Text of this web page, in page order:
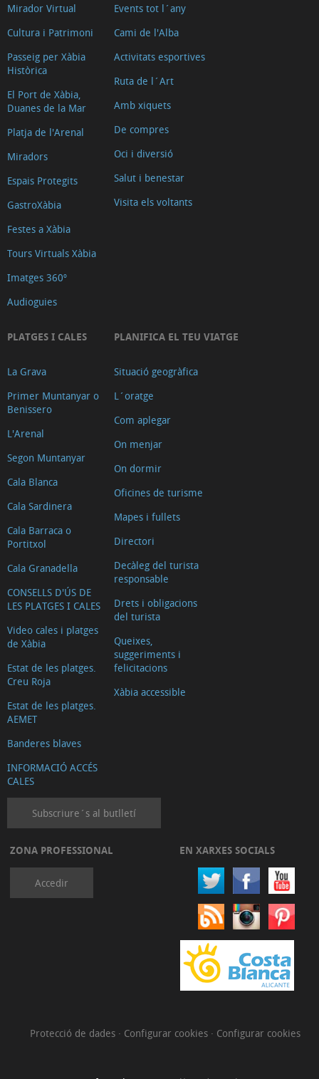
Mirador Virtual
Cultura i Patrimoni
Passeig per Xàbia
Històrica
El Port de Xàbia,
Duanes de la Mar
Platja de l'Arenal
Miradors
Espais Protegits
GastroXàbia
Festes a Xàbia
Tours Virtuals Xàbia
Imatges 360º
Audioguies
Events tot l´any
Cami de l'Alba
Activitats esportives
Ruta de l´Art
Amb xiquets
De compres
Oci i diversió
Salut i benestar
Visita els voltants
PLATGES I CALES
La Grava
Primer Muntanyar o
Benissero
L'Arenal
Segon Muntanyar
Cala Blanca
Cala Sardinera
Cala Barraca o
Portitxol
Cala Granadella
CONSELLS D'ÚS DE
LES PLATGES I CALES
Video cales i platges
de Xàbia
Estat de les platges.
Creu Roja
Estat de les platges.
AEMET
Banderes blaves
INFORMACIÓ ACCÉS
CALES
PLANIFICA EL TEU VIATGE
Situació geogràfica
L´oratge
Com aplegar
On menjar
On dormir
Oficines de turisme
Mapes i fullets
Directori
Decàleg del turista
responsable
Drets i obligacions
del turista
Queixes,
suggeriments i
felicitacions
Xàbia accessible
Subscriure´s al butlletí
ZONA PROFESSIONAL
Accedir
EN XARXES SOCIALS
Protecció de dades · Configurar cookies · Configurar cookies